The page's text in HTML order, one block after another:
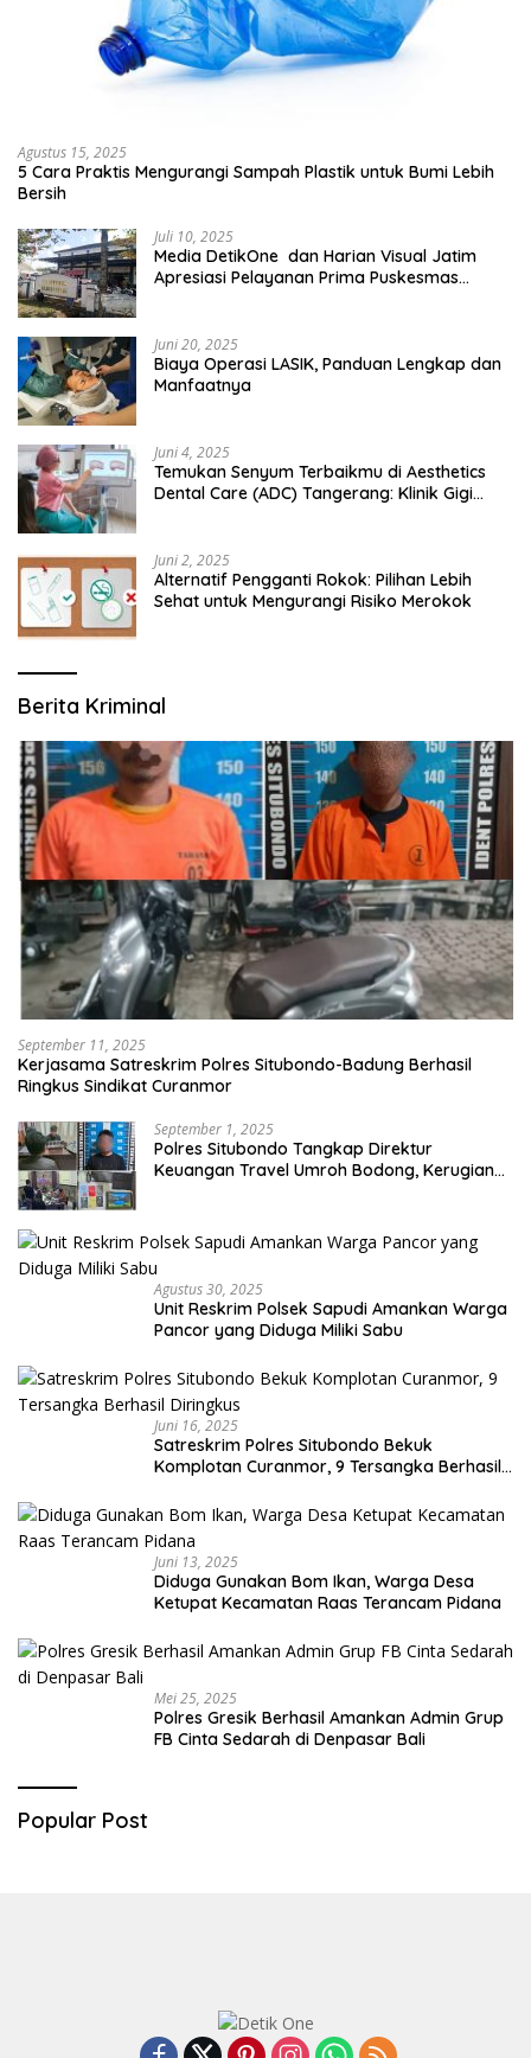
Agustus 15, 2025
5 Cara Praktis Mengurangi Sampah Plastik untuk Bumi Lebih
Bersih
Juli 10, 2025
Media DetikOne dan Harian Visual Jatim
Apresiasi Pelayanan Prima Puskesmas
Juni 20, 2025
Biaya Operasi LASIK, Panduan Lengkap dan
Manfaatnya
Juni 4, 2025
Temukan Senyum Terbaikmu di Aesthetics
Dental Care (ADC) Tangerang: Klinik Gigi
Juni 2, 2025
Alternatif Pengganti Rokok: Pilihan Lebih
Sehat untuk Mengurangi Risiko Merokok
Berita Kriminal
September 11, 2025
Kerjasama Satreskrim Polres Situbondo-Badung Berhasil
Ringkus Sindikat Curanmor
September 1, 2025
Polres Situbondo Tangkap Direktur
Keuangan Travel Umroh Bodong, Kerugian
Agustus 30, 2025
Unit Reskrim Polsek Sapudi Amankan Warga
Pancor yang Diduga Miliki Sabu
Juni 16, 2025
Satreskrim Polres Situbondo Bekuk
Komplotan Curanmor, 9 Tersangka Berhasil
Juni 13, 2025
Diduga Gunakan Bom Ikan, Warga Desa
Ketupat Kecamatan Raas Terancam Pidana
Mei 25, 2025
Polres Gresik Berhasil Amankan Admin Grup
FB Cinta Sedarah di Denpasar Bali
Popular Post